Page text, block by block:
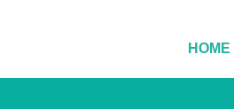
HOME